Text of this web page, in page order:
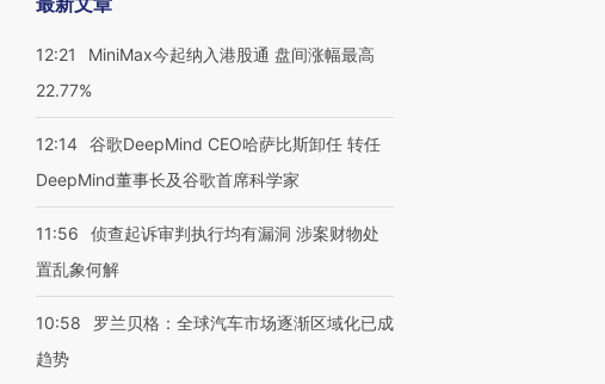
12:21
MiniMax今起纳入港股通 盘间涨幅最高
22.77%
12:14 谷歌DeepMind CEO哈萨比斯卸任 转任
DeepMind董事长及谷歌首席科学家
11:56
侦查起诉审判执行均有漏洞 涉案财物处
置乱象何解
10:58
罗兰贝格：全球汽车市场逐渐区域化已成
趋势